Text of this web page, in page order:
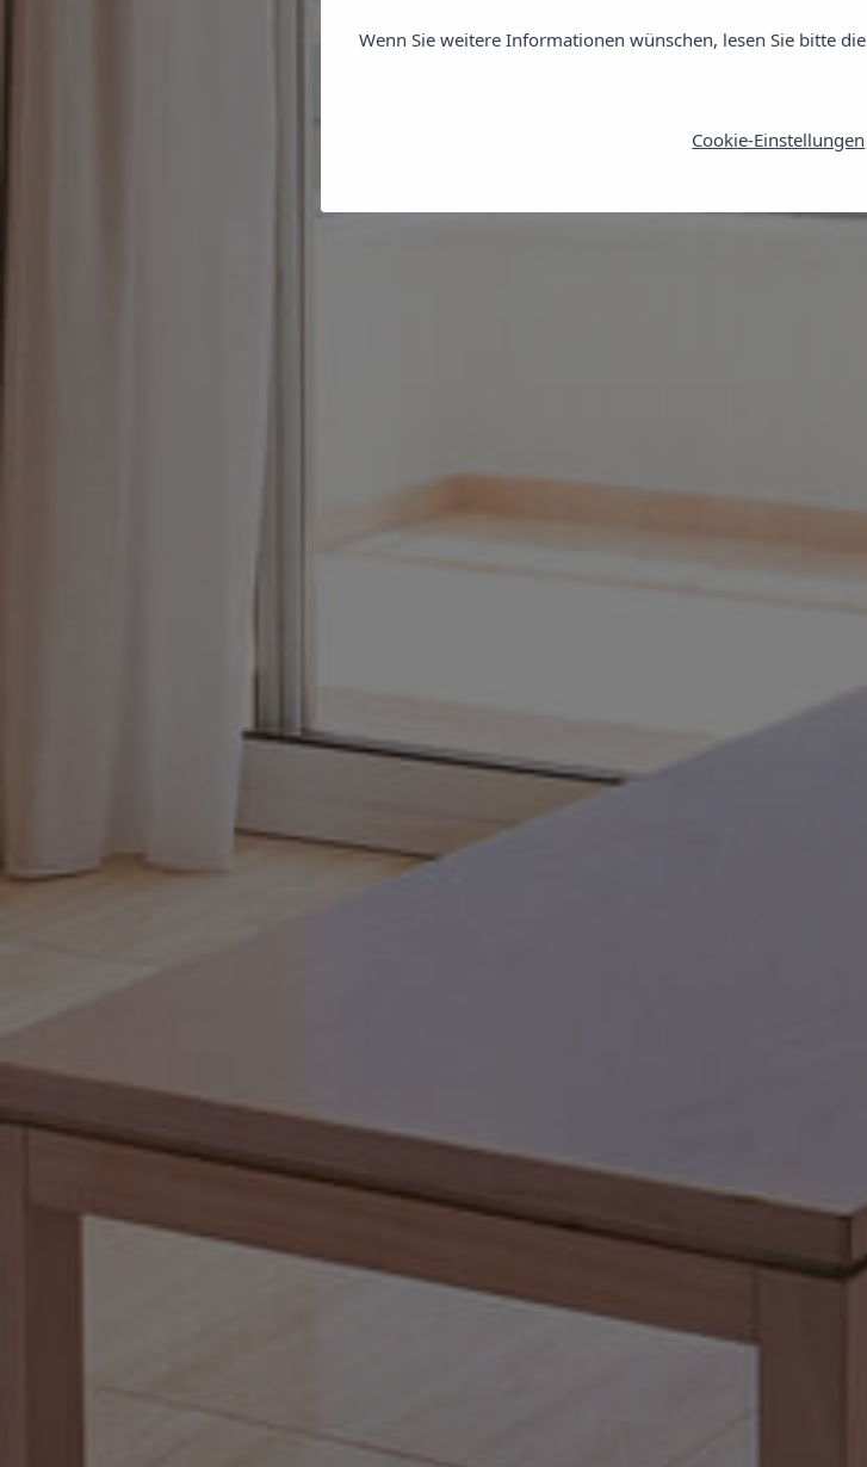
Wenn Sie weitere Informationen wünschen, lesen Sie bitte die
Cookie-Einstellungen